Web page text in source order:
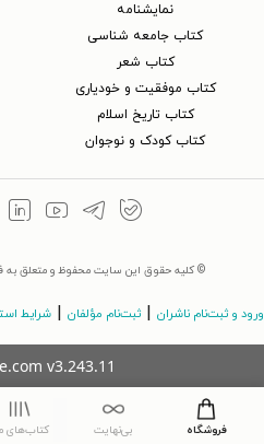
نمایشنامه
کتاب جامعه شناسی
کتاب شعر
کتاب موفقیت و خودیاری
کتاب تاریخ اسلام
کتاب کودک و نوجوان
© کلیه حقوق این سایت محفوظ و متعلق به
ورود و ثبت‌نام ناشران ثبت‌نام مؤلفان شرایط
v3.243.11
فروشگاه بی‌نهایت کتاب‌های